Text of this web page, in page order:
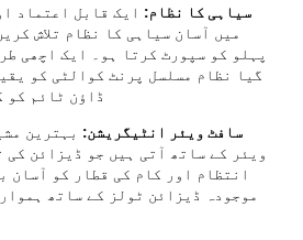
سیاہی کا نظام: ایک قابل اعتماد
میں آسان سیاہی کا نظام تلاش
پہلو کو سپورٹ کرتا ہو۔ ایک اچھی
گیا نظام مسلسل پرنٹ کوالٹی کو
ڈاؤن ٹائم کو
سافٹ ویئر انٹیگریشن: بہترین
ویئر کے ساتھ آتی ہیں جو ڈیزائن کی
انتظام اور کام کی قطار کو آسان
موجودہ ڈیزائن ٹولز کے ساتھ